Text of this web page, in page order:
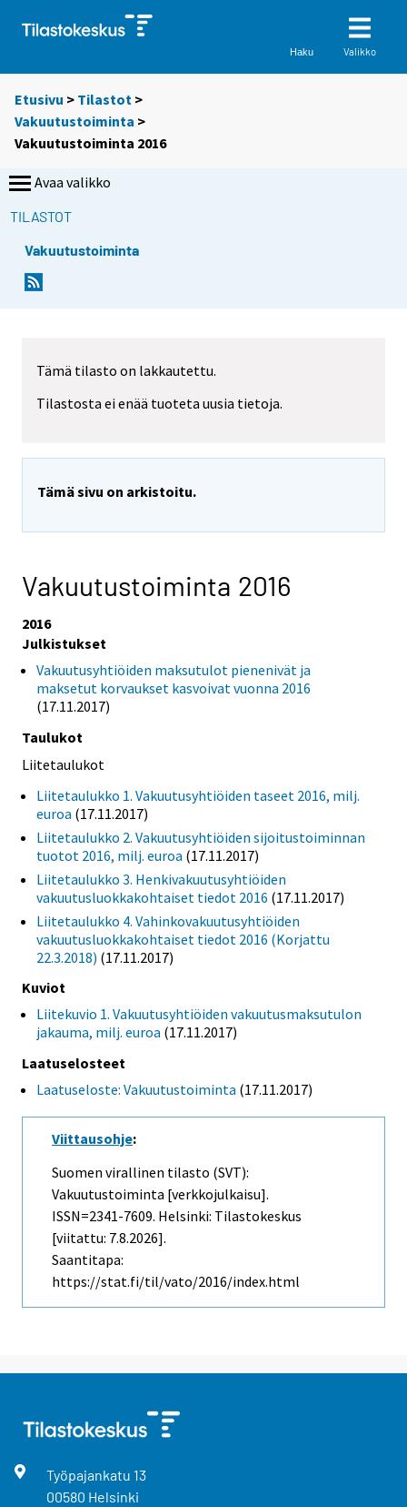
Haku Valikko
Etusivu > Tilastot >
Vakuutustoiminta >
Vakuutustoiminta 2016
Avaa valikko
TILASTOT
Vakuutustoiminta
Tämä tilasto on lakkautettu.
Tilastosta ei enää tuoteta uusia tietoja.
Tämä sivu on arkistoitu.
Vakuutustoiminta 2016
2016
Julkistukset
Vakuutusyhtiöiden maksutulot pienenivät ja
maksetut korvaukset kasvoivat vuonna 2016
(17.11.2017)
Taulukot
Liitetaulukot
Liitetaulukko 1. Vakuutusyhtiöiden taseet 2016, milj.
euroa (17.11.2017)
Liitetaulukko 2. Vakuutusyhtiöiden sijoitustoiminnan
tuotot 2016, milj. euroa (17.11.2017)
Liitetaulukko 3. Henkivakuutusyhtiöiden
vakuutusluokkakohtaiset tiedot 2016 (17.11.2017)
Liitetaulukko 4. Vahinkovakuutusyhtiöiden
vakuutusluokkakohtaiset tiedot 2016 (Korjattu
22.3.2018) (17.11.2017)
Kuviot
Liitekuvio 1. Vakuutusyhtiöiden vakuutusmaksutulon
jakauma, milj. euroa (17.11.2017)
Laatuselosteet
Laatuseloste: Vakuutustoiminta (17.11.2017)
Viittausohje:
Suomen virallinen tilasto (SVT):
Vakuutustoiminta [verkkojulkaisu].
ISSN=2341-7609. Helsinki: Tilastokeskus
[viitattu: 7.8.2026].
Saantitapa:
https://stat.fi/til/vato/2016/index.html
Työpajankatu 13
00580 Helsinki